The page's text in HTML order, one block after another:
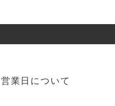
営業日について